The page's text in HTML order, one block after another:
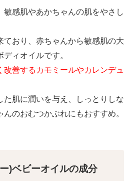
敏感肌やあかちゃんの肌をやさし
ており、赤ちゃんから敏感肌の大
ィオイルです。
善するカモミールやカレンデュ
た肌に潤いを与え、しっとりしな
のおむつかぶれにもおすすめ。
)ベビーオイルの成分